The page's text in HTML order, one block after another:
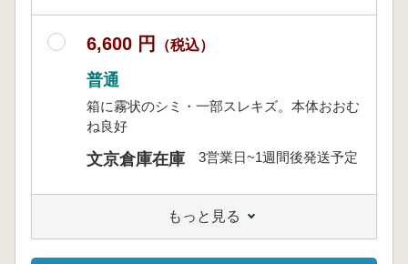
6,600 円 （税込）
普通
箱に霧状のシミ・一部スレキズ。本体おおむ
ね良好
文京倉庫在庫 3営業日~1週間後発送予定
もっと見る